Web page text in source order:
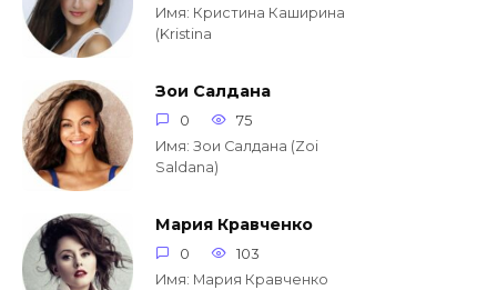
Имя: Кристина Каширина
(Kristina
Зои Салдана
0
75
Имя: Зои Салдана (Zoi
Saldana)
Мария Кравченко
0
103
Имя: Мария Кравченко